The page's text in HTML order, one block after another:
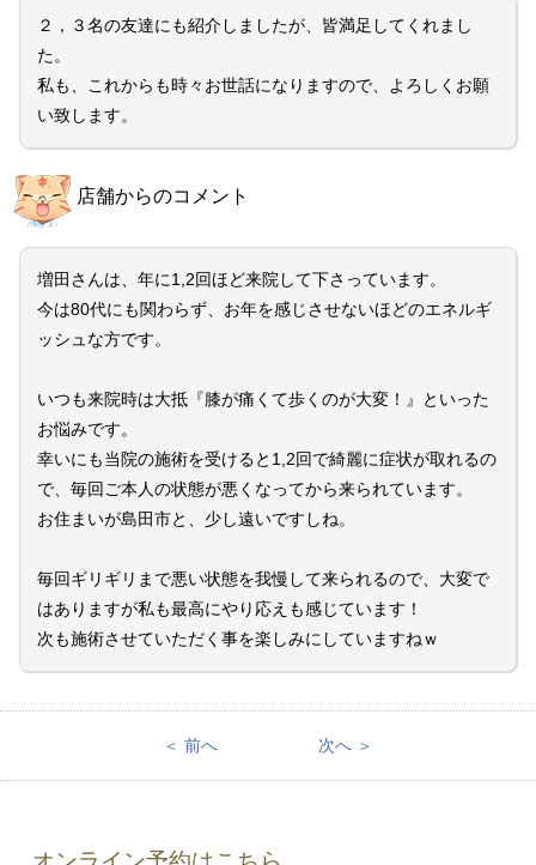
２，３名の友達にも紹介しましたが、皆満足してくれまし
た。
私も、これからも時々お世話になりますので、よろしくお願
い致します。
店舗からのコメント
増田さんは、年に1,2回ほど来院して下さっています。
今は80代にも関わらず、お年を感じさせないほどのエネルギ
ッシュな方です。
いつも来院時は大抵『膝が痛くて歩くのが大変！』といった
お悩みです。
幸いにも当院の施術を受けると1,2回で綺麗に症状が取れるの
で、毎回ご本人の状態が悪くなってから来られています。
お住まいが島田市と、少し遠いですしね。
毎回ギリギリまで悪い状態を我慢して来られるので、大変で
はありますが私も最高にやり応えも感じています！
次も施術させていただく事を楽しみにしていますねｗ
＜ 前へ 次へ ＞